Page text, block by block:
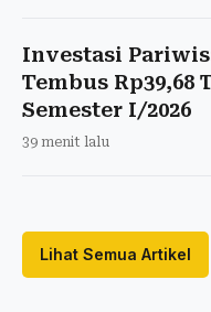
Investasi
Tembus Rp39,68
Semester I/2026
39 menit lalu
Lihat Semua Artikel